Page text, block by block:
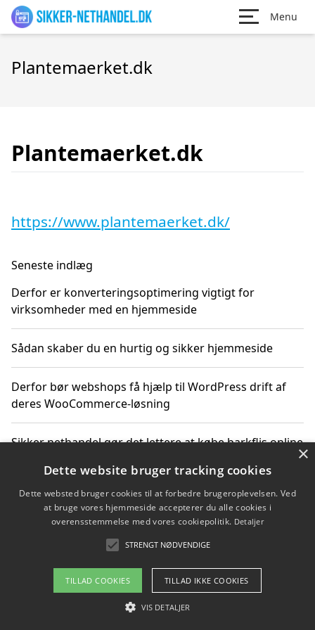
Menu
Plantemaerket.dk
Plantemaerket.dk
https://www.plantemaerket.dk/
Seneste indlæg
Derfor er konverteringsoptimering vigtigt for
virksomheder med en hjemmeside
Sådan skaber du en hurtig og sikker hjemmeside
Derfor bør webshops få hjælp til WordPress drift af
deres WooCommerce-løsning
Sikker nethandel gør det lettere at købe barkflis online
Ting du bør vide før du vælger webbureau i Aarhus
Copyright 2026 - Pilanto Aps
Om / kontakt
Blog Betingelser
×
Dette website bruger tracking cookies
Dette websted bruger cookies til at forbedre brugeroplevelsen. Ved
at bruge vores hjemmeside accepterer du alle cookies i
overensstemmelse med vores cookiepolitik. Detaljer
STRENGT NØDVENDIGE
TILLAD COOKIES TILLAD IKKE COOKIES
VIS DETALJER